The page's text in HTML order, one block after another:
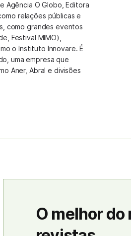
Agência O Globo, Editora
relações públicas e
como grandes eventos
Festival MIMO),
o Instituto Innovare. É
uma empresa que
Aner, Abral e divisões
O melhor